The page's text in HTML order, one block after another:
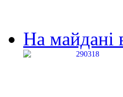
На майдані